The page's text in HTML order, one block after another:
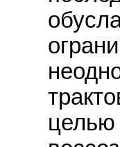
целью